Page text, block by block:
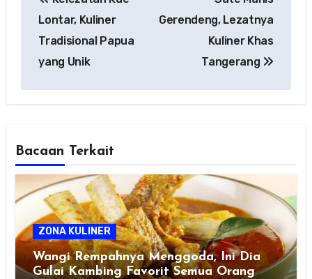
navigation
Lontar, Kuliner
Tradisional Papua
yang Unik
Gerendeng, Lezatnya
Kuliner Khas
Tangerang
Bacaan Terkait
ZONA KULINER
Wangi Rempahnya Menggoda, Ini Dia
Gulai Kambing Favorit Semua Orang